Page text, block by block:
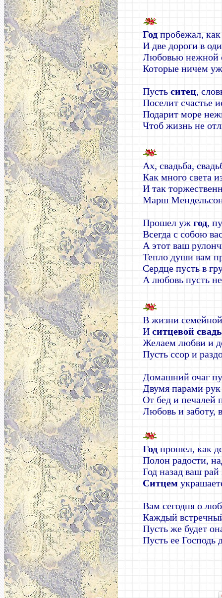
Год пробежал,
И две дороги в
Любовью нежной
Которые ничем
Пусть ситец,
Поселит счастье
Подарит море
Чтоб жизнь не
Ах, свадьба,
Как много света
И так
Марш
Прошел уж год,
Всегда с собою
А этот ваш
Тепло души вам
Сердце пусть в
А любовь пусть
В жизни семейной
И ситцевой
Желаем любви и
Пусть ссор и
Домашний очаг
Двумя парами
От бед и печалей
Любовь и заботу,
Год прошел, как
Полон радости,
Год назад ваш
Ситцем
Вам сегодня о
Каждый
Пусть же будет
Пусть ее Господь